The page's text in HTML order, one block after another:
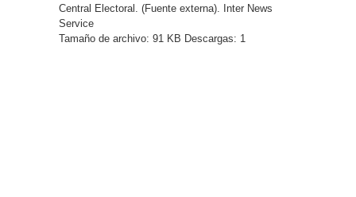
Central Electoral. (Fuente externa). Inter News
Service
Tamaño de archivo: 91 KB Descargas: 1